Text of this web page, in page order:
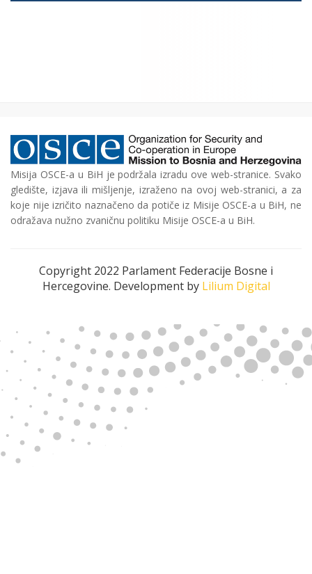
Misija OSCE-a u BiH je podržala izradu ove web-stranice. Svako
gledište, izjava ili mišljenje, izraženo na ovoj web-stranici, a za
koje nije izričito naznačeno da potiče iz Misije OSCE-a u BiH, ne
odražava nužno zvaničnu politiku Misije OSCE-a u BiH.
Copyright 2022 Parlament Federacije Bosne i
Hercegovine. Development by Lilium Digital